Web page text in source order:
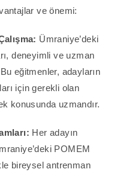
ve önemi:
Ümraniye’deki
deneyimli ve uzman
eğitmenler, adayların
için gerekli olan
konusunda uzmandır.
Her adayın
POMEM
bireysel antrenman